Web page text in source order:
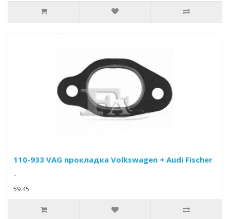
110-933 VAG прокладка Volkswagen + Audi Fischer
..
59.45